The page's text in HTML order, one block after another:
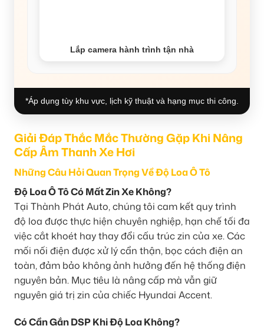
Lắp camera hành trình tận nhà
*Áp dụng tùy khu vực, lịch kỹ thuật và hạng mục thi công.
Giải Đáp Thắc Mắc Thường Gặp Khi Nâng
Cấp Âm Thanh Xe Hơi
Những Câu Hỏi Quan Trọng Về Độ Loa Ô Tô
Độ Loa Ô Tô Có Mất Zin Xe Không?
Tại Thành Phát Auto, chúng tôi cam kết quy trình
độ loa được thực hiện chuyên nghiệp, hạn chế tối đa
việc cắt khoét hay thay đổi cấu trúc zin của xe. Các
mối nối điện được xử lý cẩn thận, bọc cách điện an
toàn, đảm bảo không ảnh hưởng đến hệ thống điện
nguyên bản. Mục tiêu là nâng cấp mà vẫn giữ
nguyên giá trị zin của chiếc Hyundai Accent.
Có Cần Gắn DSP Khi Độ Loa Không?